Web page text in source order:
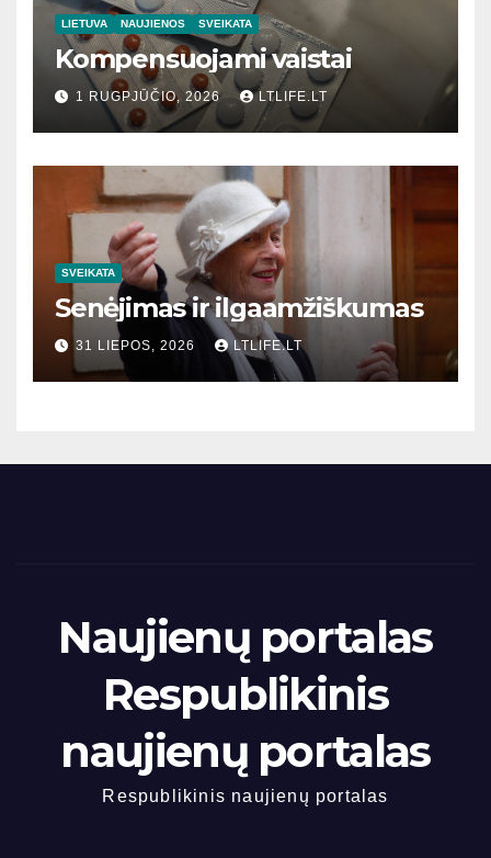
LIETUVA NAUJIENOS SVEIKATA
Kompensuojami vaistai
1 RUGPJŪČIO, 2026 LTLIFE.LT
SVEIKATA
Senėjimas ir ilgaamžiškumas
31 LIEPOS, 2026 LTLIFE.LT
Naujienų portalas
Respublikinis
naujienų portalas
Respublikinis naujienų portalas